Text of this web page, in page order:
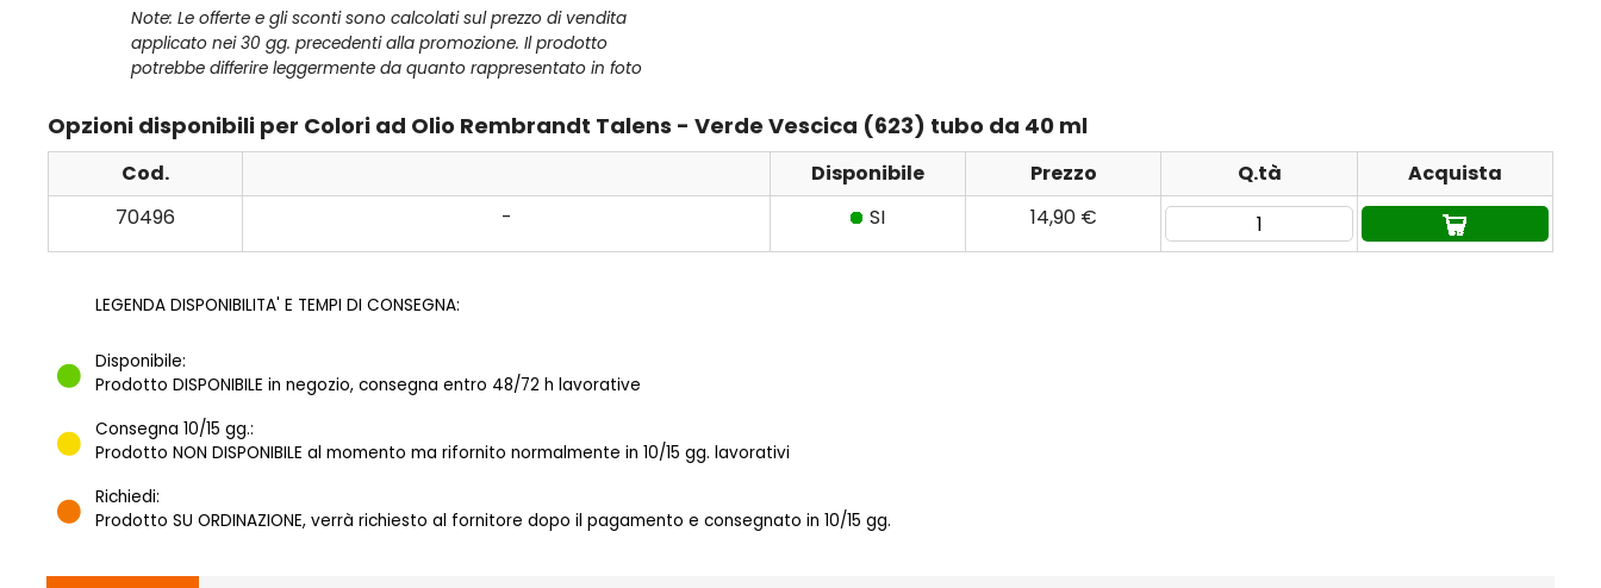
Note: Le offerte e gli sconti sono calcolati sul prezzo di vendita
applicato nei 30 gg. precedenti alla promozione. Il prodotto
potrebbe differire leggermente da quanto rappresentato in foto
Opzioni disponibili per Colori ad Olio Rembrandt Talens - Verde Vescica (623) tubo da 40 ml
Cod. Disponibile Prezzo Q.tà
Acquista
70496
- SI 14,90 €
LEGENDA DISPONIBILITA' E TEMPI DI CONSEGNA:
Disponibile:
Prodotto DISPONIBILE in negozio, consegna entro 48/72 h lavorative
Consegna 10/15 gg.:
Prodotto NON DISPONIBILE al momento ma rifornito normalmente in 10/15 gg. lavorativi
Richiedi:
Prodotto SU ORDINAZIONE, verrà richiesto al fornitore dopo il pagamento e consegnato in 10/15 gg.